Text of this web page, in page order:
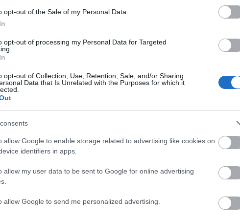
opt-out of the Sale of my Personal Data.
opt-out of processing my Personal Data for Targeted
opt-out of Collection, Use, Retention, Sale, and/or Sharing
Data that Is Unrelated with the Purposes for which it
allow Google to enable storage related to advertising like cookies on
identifiers in apps.
allow my user data to be sent to Google for online advertising
allow Google to send me personalized advertising.
2025. 08. 26. Kultúrpart
mindazokat, akik együtt ünnepelnék a zsidó kultúrát és a
Színház, koncert, jóga és trap: jön a SICC
Összművészeti Fesztivált az Akvárium Klubban, ahol
átívelő programok.
Bor, zene, színház, őszi színek, nyári
2025. 08. 15.|Kultúrpart